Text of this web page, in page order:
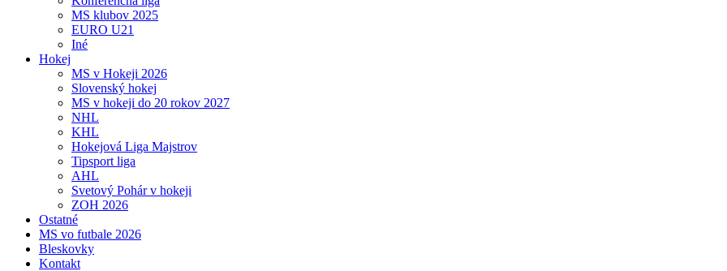
MS klubov 2025
EURO U21
Iné
Hokej
MS v Hokeji 2026
Slovenský hokej
MS v hokeji do 20 rokov 2027
NHL
KHL
Hokejová Liga Majstrov
Tipsport liga
AHL
Svetový Pohár v hokeji
ZOH 2026
Ostatné
MS vo futbale 2026
Bleskovky
Kontakt